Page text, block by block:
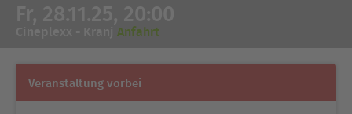
Anfahrt
Veranstaltung vorbei